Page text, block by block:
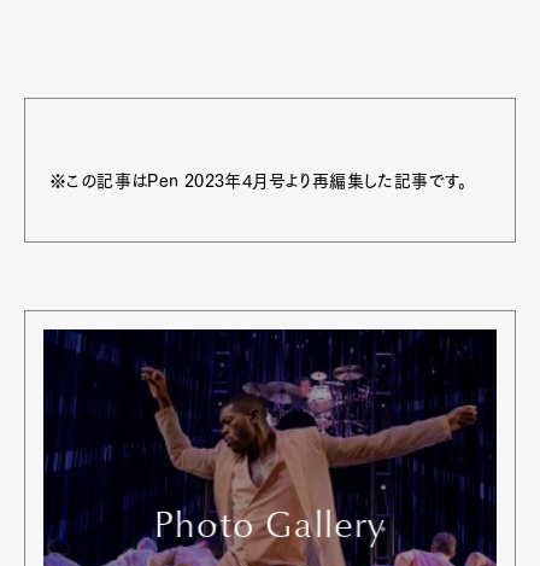
※この記事はPen 2023年4月号より再編集した記事です。
Photo Gallery